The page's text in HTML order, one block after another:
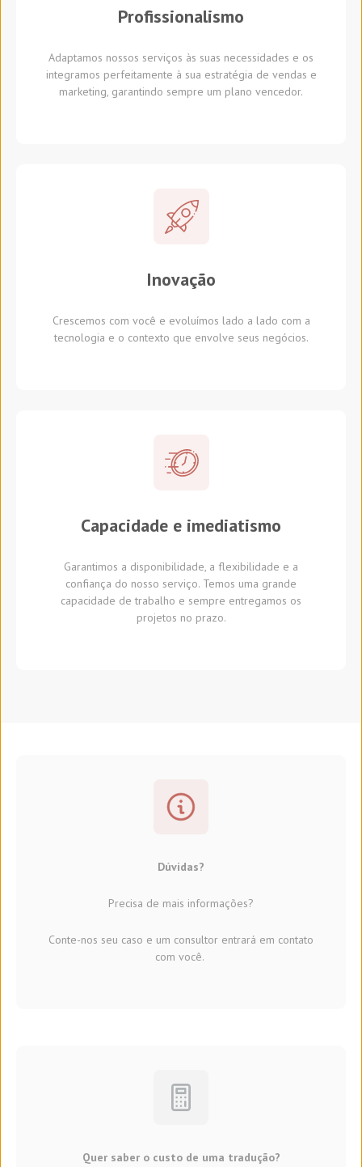
Profissionalismo
Adaptamos nossos serviços às suas necessidades e os
integramos perfeitamente à sua estratégia de vendas e
marketing, garantindo sempre um plano vencedor.
Inovação
Crescemos com você e evoluímos lado a lado com a
tecnologia e o contexto que envolve seus negócios.
Capacidade e imediatismo
Garantimos a disponibilidade, a flexibilidade e a
confiança do nosso serviço. Temos uma grande
capacidade de trabalho e sempre entregamos os
projetos no prazo.
Dúvidas?
Precisa de mais informações?
Conte-nos seu caso e um consultor entrará em contato
com você.
Quer saber o custo de uma tradução?